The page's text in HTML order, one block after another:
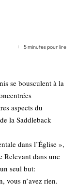
5 minutes pour lire
se bousculent à la
aspects du
la Saddleback
dans l’Église »,
Relevant dans une
seul but:
vous n’avez rien.